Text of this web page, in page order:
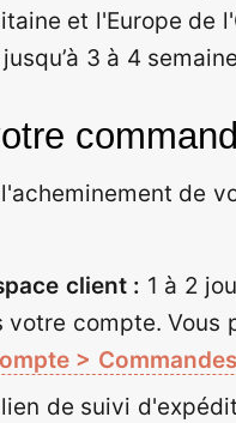
et l'Europe de
3 à 4
de
client : 1 à 2
votre compte.
>
de suivi